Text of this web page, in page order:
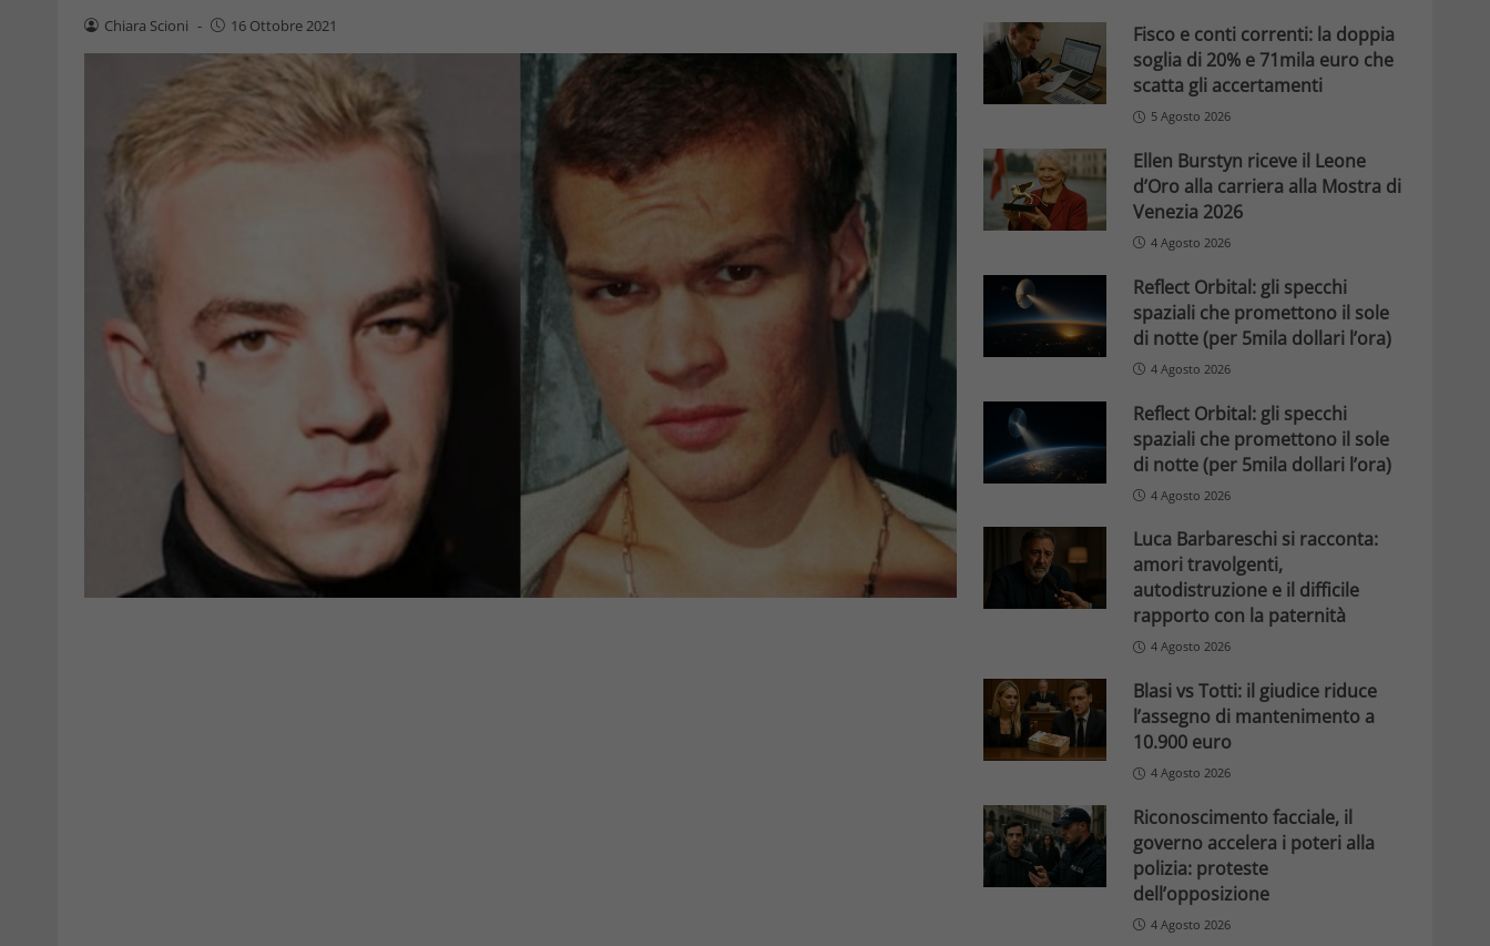
Chiara Scioni - 16 Ottobre 2021
Fisco e conti correnti: la doppia
soglia di 20% e 71mila euro che
scatta gli accertamenti
5 Agosto 2026
Ellen Burstyn riceve il Leone
d’Oro alla carriera alla Mostra di
Venezia 2026
4 Agosto 2026
Reflect Orbital: gli specchi
spaziali che promettono il sole
di notte (per 5mila dollari l’ora)
4 Agosto 2026
Reflect Orbital: gli specchi
spaziali che promettono il sole
di notte (per 5mila dollari l’ora)
4 Agosto 2026
Luca Barbareschi si racconta:
amori travolgenti,
autodistruzione e il difficile
rapporto con la paternità
4 Agosto 2026
Blasi vs Totti: il giudice riduce
l’assegno di mantenimento a
10.900 euro
4 Agosto 2026
Riconoscimento facciale, il
governo accelera i poteri alla
polizia: proteste
dell’opposizione
4 Agosto 2026